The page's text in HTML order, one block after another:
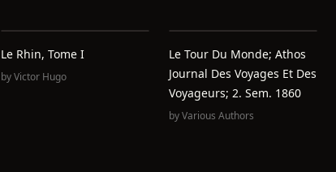
Le Rhin, Tome I
byVictor Hugo
Le Tour Du Monde; Athos
Journal Des Voyages Et Des
Voyageurs; 2. Sem. 1860
byVarious Authors